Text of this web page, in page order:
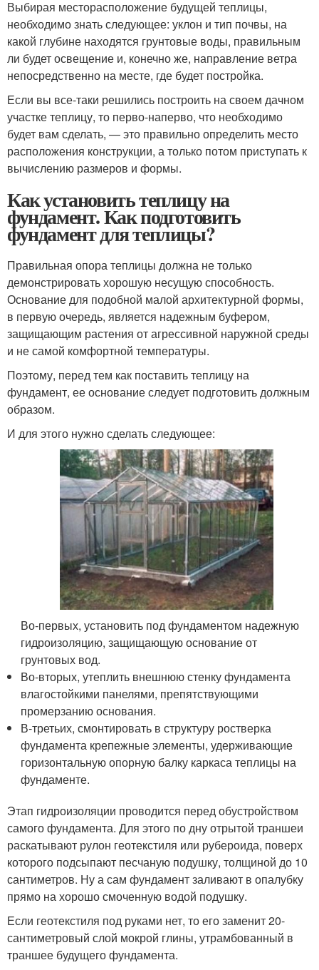
Выбирая месторасположение будущей теплицы,
необходимо знать следующее: уклон и тип почвы, на
какой глубине находятся грунтовые воды, правильным
ли будет освещение и, конечно же, направление ветра
непосредственно на месте, где будет постройка.
Если вы все-таки решились построить на своем дачном
участке теплицу, то перво-наперво, что необходимо
будет вам сделать, — это правильно определить место
расположения конструкции, а только потом приступать к
вычислению размеров и формы.
Как установить теплицу на
фундамент. Как подготовить
фундамент для теплицы?
Правильная опора теплицы должна не только
демонстрировать хорошую несущую способность.
Основание для подобной малой архитектурной формы,
в первую очередь, является надежным буфером,
защищающим растения от агрессивной наружной среды
и не самой комфортной температуры.
Поэтому, перед тем как поставить теплицу на
фундамент, ее основание следует подготовить должным
образом.
И для этого нужно сделать следующее:
Во-первых, установить под фундаментом надежную
гидроизоляцию, защищающую основание от
грунтовых вод.
Во-вторых, утеплить внешнюю стенку фундамента
влагостойкими панелями, препятствующими
промерзанию основания.
В-третьих, смонтировать в структуру ростверка
фундамента крепежные элементы, удерживающие
горизонтальную опорную балку каркаса теплицы на
фундаменте.
Этап гидроизоляции проводится перед обустройством
самого фундамента. Для этого по дну отрытой траншеи
раскатывают рулон геотекстиля или рубероида, поверх
которого подсыпают песчаную подушку, толщиной до 10
сантиметров. Ну а сам фундамент заливают в опалубку
прямо на хорошо смоченную водой подушку.
Если геотекстиля под руками нет, то его заменит 20-
сантиметровый слой мокрой глины, утрамбованный в
траншее будущего фундамента.